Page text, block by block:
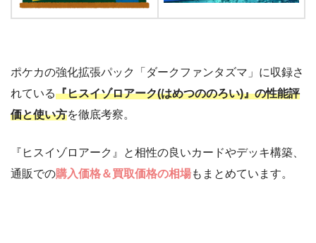
ポケカの強化拡張パック「ダークファンタズマ」に収録さ
れている『ヒスイゾロアーク(はめつののろい)』の性能評
価と使い方を徹底考察。
『ヒスイゾロアーク』と相性の良いカードやデッキ構築、
通販での購入価格＆買取価格の相場もまとめています。